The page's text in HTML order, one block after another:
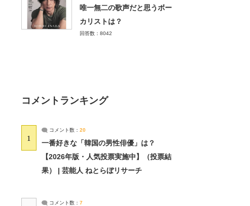
唯一無二の歌声だと思うボー
カリストは？
回答数：8042
コメントランキング
1
コメント数： 20
一番好きな「韓国の男性俳優」は？
【2026年版・人気投票実施中】（投票結
果） | 芸能人 ねとらぼリサーチ
コメント数： 7